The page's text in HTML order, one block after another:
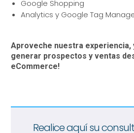
Google Shopping
Analytics y Google Tag
Aproveche nuestra experiencia,
generar prospectos y ventas
eCommerce!
Realice aquí su